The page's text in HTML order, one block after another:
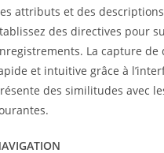
attributs et des
des directives pour
La capture de
et intuitive grâce à
des similitudes avec